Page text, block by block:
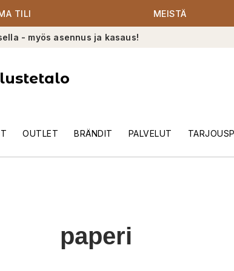
TILI MEISTÄ
- myös asennus ja kasaus!
OUTLET BRÄNDIT PALVELUT
paperi